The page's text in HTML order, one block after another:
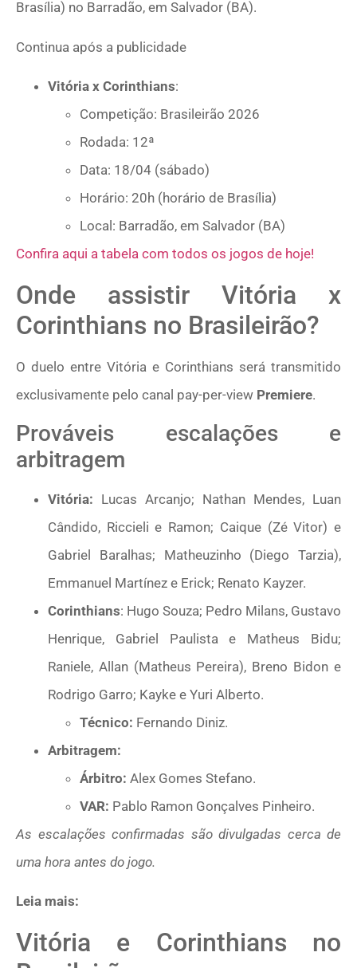
Brasília) no Barradão, em Salvador (BA).
Continua após a publicidade
Vitória x Corinthians:
Competição: Brasileirão 2026
Rodada: 12ª
Data: 18/04 (sábado)
Horário: 20h (horário de Brasília)
​Local: Barradão, em Salvador (BA)
Confira aqui a tabela com todos os jogos de hoje!
Onde assistir Vitória x
Corinthians no Brasileirão?
O duelo entre Vitória e Corinthians será transmitido
exclusivamente pelo canal pay-per-view Premiere.
Prováveis escalações e
arbitragem
Vitória: Lucas Arcanjo; Nathan Mendes, Luan
Cândido, Riccieli e Ramon; Caique (Zé Vitor) e
Gabriel Baralhas; Matheuzinho (Diego Tarzia),
Emmanuel Martínez e Erick; Renato Kayzer.
Corinthians: Hugo Souza; Pedro Milans, Gustavo
Henrique, Gabriel Paulista e Matheus Bidu;
Raniele, Allan (Matheus Pereira), Breno Bidon e
Rodrigo Garro; Kayke e Yuri Alberto.
Técnico: Fernando Diniz.
Arbitragem:
Árbitro: Alex Gomes Stefano.
VAR: Pablo Ramon Gonçalves Pinheiro.
As escalações confirmadas são divulgadas cerca de
uma hora antes do jogo.
Leia mais:
Vitória e Corinthians no